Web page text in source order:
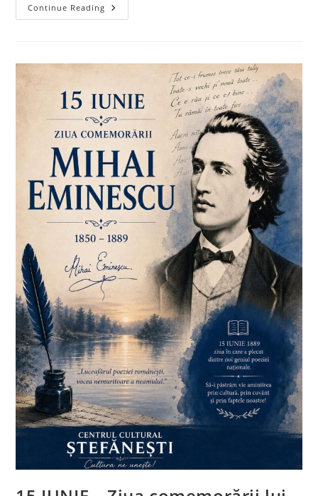
Continue Reading Serbarea
De
A
Cultural
Ștefănești